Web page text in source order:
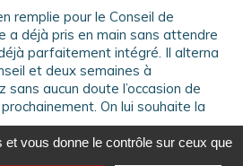
remplie pour le Conseil de
a déjà pris en main sans attendre
parfaitement intégré. Il alterna
et deux semaines à
sans aucun doute l’occasion de
On lui souhaite la
vous donne le contrôle sur ceux que